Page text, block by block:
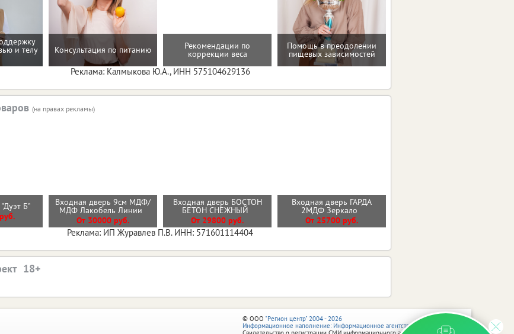
и телу Консультация по питанию Рекомендации по
коррекции веса
Помощь в преодолении
пищевых зависимостей
Реклама: Калмыкова Ю.А., ИНН 575104629136
(на правах рекламы)
Б"
Входная дверь 9см МДФ/
МДФ Лакобель Линии
От 30000 руб.
Входная дверь БОСТОН
БЕТОН СНЕЖНЫЙ
От 29800 руб.
Входная дверь ГАРДА
2МДФ Зеркало
От 25700 руб.
Реклама: ИП Журавлев П.В. ИНН: 571601114404
© ООО "Регион центр" 2004 - 2026
Информационное наполнение: Информационное агентство vRossii.ru